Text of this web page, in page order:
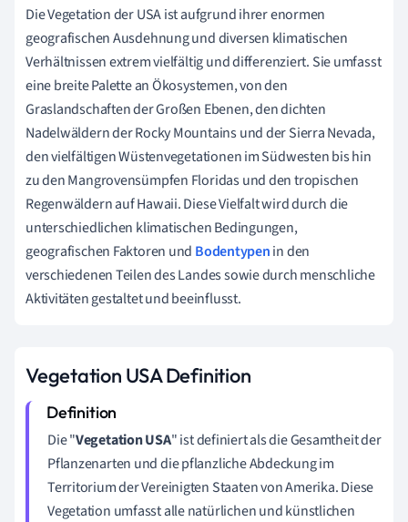
Die Vegetation der USA ist aufgrund ihrer enormen
geografischen Ausdehnung und diversen klimatischen
Verhältnissen extrem vielfältig und differenziert. Sie umfasst
eine breite Palette an Ökosystemen, von den
Graslandschaften der Großen Ebenen, den dichten
Nadelwäldern der Rocky Mountains und der Sierra Nevada,
den vielfältigen Wüstenvegetationen im Südwesten bis hin
zu den Mangrovensümpfen Floridas und den tropischen
Regenwäldern auf Hawaii. Diese Vielfalt wird durch die
unterschiedlichen klimatischen Bedingungen,
geografischen Faktoren und Bodentypenin den
verschiedenen Teilen des Landes sowie durch menschliche
Aktivitäten gestaltet und beeinflusst.
Vegetation USA Definition
Die "Vegetation USA" ist definiert als die Gesamtheit der
Pflanzenarten und die pflanzliche Abdeckung im
Territorium der Vereinigten Staaten von Amerika. Diese
Vegetation umfasst alle natürlichen und künstlichen